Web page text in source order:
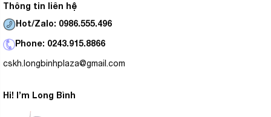
Thông tin liên hệ
Hot/Zalo: 0986.555.496
Phone: 0243.915.8866
cskh.longbinhplaza@gmail.com
Hi! I’m Long Bình